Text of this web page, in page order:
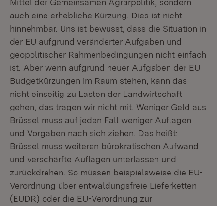
Mittel der Gemeinsamen Agrarpolitik, sondern
auch eine erhebliche Kürzung. Dies ist nicht
hinnehmbar. Uns ist bewusst, dass die Situation in
der EU aufgrund veränderter Aufgaben und
geopolitischer Rahmenbedingungen nicht einfach
ist. Aber wenn aufgrund neuer Aufgaben der EU
Budgetkürzungen im Raum stehen, kann das
nicht einseitig zu Lasten der Landwirtschaft
gehen, das tragen wir nicht mit. Weniger Geld aus
Brüssel muss auf jeden Fall weniger Auflagen
und Vorgaben nach sich ziehen. Das heißt:
Brüssel muss weiteren bürokratischen Aufwand
und verschärfte Auflagen unterlassen und
zurückdrehen. So müssen beispielsweise die EU-
Verordnung über entwaldungsfreie Lieferketten
(EUDR) oder die EU-Verordnung zur